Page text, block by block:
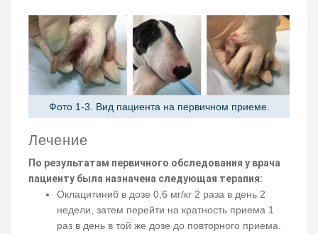
Фото 1-3. Вид пациента на первичном приеме.
Лечение
По результатам первичного обследования у врача
пациенту была назначена следующая терапия:
Оклацитиниб в дозе 0,6 мг/кг 2 раза в день 2
недели, затем перейти на кратность приема 1
раз в день в той же дозе до повторного приема.